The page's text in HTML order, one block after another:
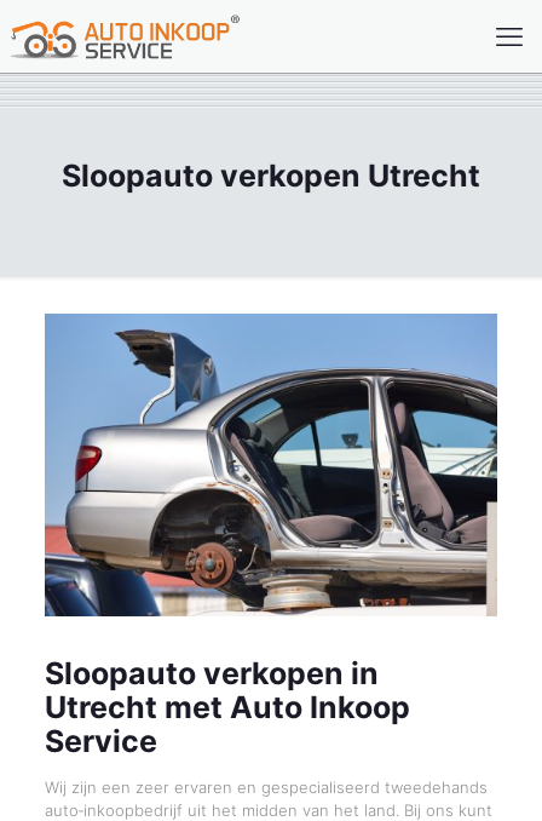
Sloopauto verkopen Utrecht
Sloopauto verkopen in
Utrecht met Auto Inkoop
Service
Wij zijn een zeer ervaren en gespecialiseerd tweedehands
auto‑inkoopbedrijf uit het midden van het land. Bij ons kunt